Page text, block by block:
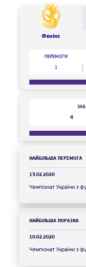
Фенікс
ПЕРЕМОГИ
1
4
НАЙБІЛЬША ПЕРЕМОГА
13.02.2020
Чемпіонат України з
НАЙБІЛЬША ПОРАЗКА
10.02.2020
Чемпіонат України з